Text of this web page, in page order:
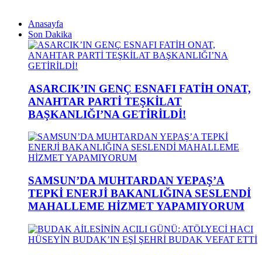
Anasayfa
Son Dakika
ASARCIK’IN GENÇ ESNAFI FATİH ONAT,
ANAHTAR PARTİ TEŞKİLAT
BAŞKANLIĞI’NA GETİRİLDİ!
SAMSUN’DA MUHTARDAN YEPAŞ’A
TEPKİ ENERJİ BAKANLIĞINA SESLENDİ
MAHALLEME HİZMET YAPAMIYORUM